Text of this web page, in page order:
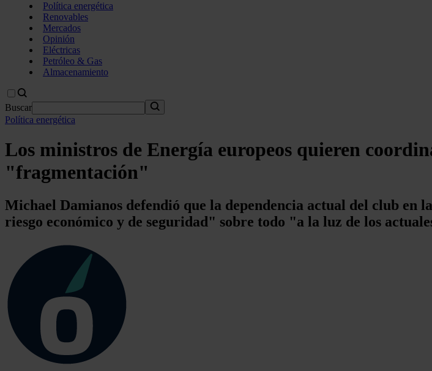
Política energética
Renovables
Mercados
Opinión
Eléctricas
Petróleo & Gas
Almacenamiento
Buscar
Política energética
Los ministros de Energía europeos quieren
"fragmentación"
Michael Damianos defendió que la dependencia actual del club en
riesgo económico y de seguridad" sobre todo "a la luz de los